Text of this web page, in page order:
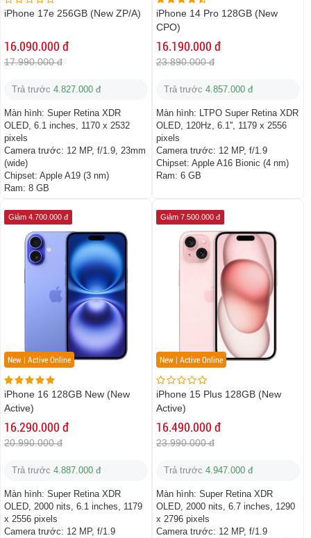
iPhone 17e 256GB (New ZP/A)
16.090.000 đ
17.990.000 đ
Trả trước 4.827.000 đ
Màn hình: Super Retina XDR
OLED, 6.1 inches, 1170 x 2532
pixels
Camera trước: 12 MP, f/1.9, 23mm
(wide)
Chipset: Apple A19 (3 nm)
Ram: 8 GB
iPhone 14 Pro 128GB (New
CPO)
16.190.000 đ
23.890.000 đ
Trả trước 4.857.000 đ
Màn hình: LTPO Super Retina XDR
OLED, 120Hz, 6.1'', 1179 x 2556
pixels
Camera trước: 12 MP, f/1.9
Chipset: Apple A16 Bionic (4 nm)
Ram: 6 GB
New | Active Online
Giảm 4.700.000 đ
iPhone 16 128GB New (New
Active)
16.290.000 đ
20.990.000 đ
Trả trước 4.887.000 đ
Màn hình: Super Retina XDR
OLED, 2000 nits, 6.1 inches, 1179
x 2556 pixels
Camera trước: 12 MP, f/1.9
New | Active Online
Giảm 7.500.000 đ
iPhone 15 Plus 128GB (New
Active)
16.490.000 đ
23.990.000 đ
Trả trước 4.947.000 đ
Màn hình: Super Retina XDR
OLED, 2000 nits, 6.7 inches, 1290
x 2796 pixels
Camera trước: 12 MP, f/1.9